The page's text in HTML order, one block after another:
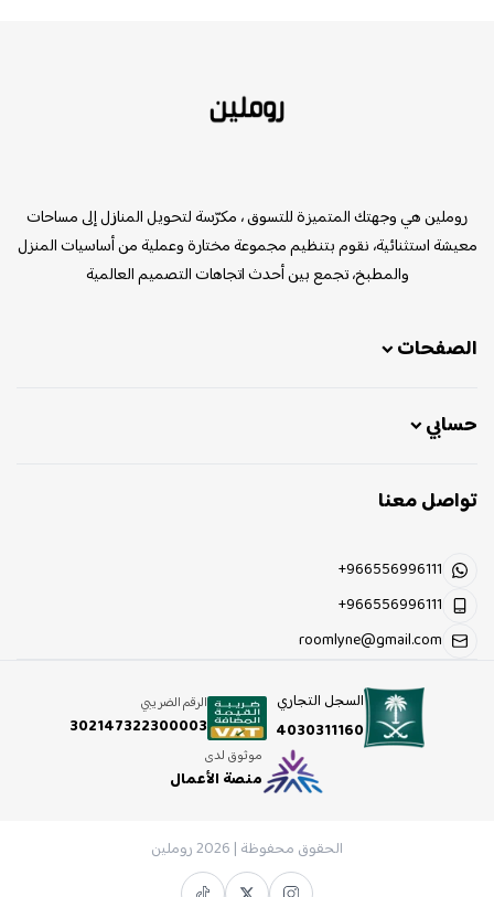
روملين هي وجهتك المتميزة للتسوق ، مكرّسة لتحويل المنازل إلى مساحات
معيشة استثنائية، نقوم بتنظيم مجموعة مختارة وعملية من أساسيات المنزل
والمطبخ، تجمع بين أحدث اتجاهات التصميم العالمية
الصفحات
حسابي
تواصل معنا
+966556996111
+966556996111
roomlyne@gmail.com
السجل التجاري
4030311160
الرقم الضريبي
302147322300003
موثوق لدى
منصة الأعمال
الحقوق محفوظة | 2026 روملين